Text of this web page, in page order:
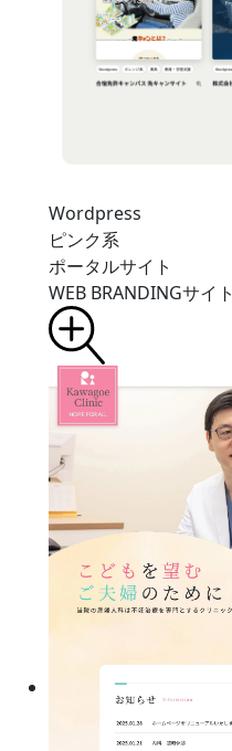
Wordpress
ピンク系
ポータルサイト
WEB BRANDINGサイト